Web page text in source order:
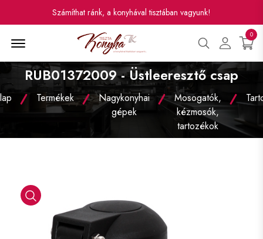
Számíthat ránk, a konyhával tisztában vagyunk!
0
RUB01372009 - Üstleeresztő csap
Termékek
Nagykonyhai
gépek
Mosogatók,
kézmosók,
tartozékok